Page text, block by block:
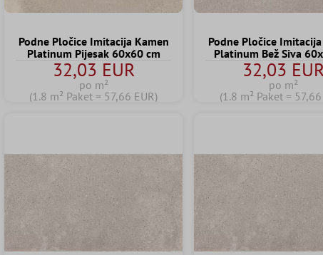
Podne Pločice Imitacija Kamen
Platinum Pijesak 60x60 cm
32,03 EUR
po m²
(1.8 m² Paket = 57,66 EUR)
Podne Pločice
Platinum Bež Siva
32,03
po m²
(1.8 m² Paket = 57,66